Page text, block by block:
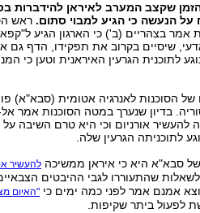
שקצב המערב לאיראן להידברות
על הנעשה כי הגיע למבוי סתום. ראש
אמר בצהריים (ב') כי הארגון הגיע
שיסיים בקרוב את תפקידו, הדף גם
לתוכנית הגרעין האיראנית וטען כי
של הסוכנות לאנרגיה אטומית (סבא"א)
בדיון שנערך במטה הסוכנות אמר
אורניום וכי היא טרם השיבה
לתוכניתה הגרעין שלה.
סבא"א היא כי איראן ממשיכה להעשיר
שהתעוררו לגבי ההיבטים
אמנם אמר לפני כמה ימים כי "האיום
לפעול ביתר שקיפות.